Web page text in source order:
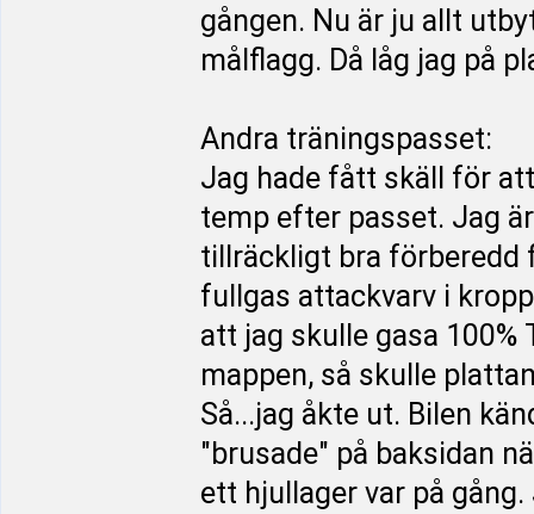
gången. Nu är ju allt
målflagg. Då låg jag på
Andra träningspasset:
Jag hade fått skäll för
temp efter passet. Jag
tillräckligt bra förberedd
fullgas attackvarv i
att jag skulle gasa 100%
mappen, så skulle
Så...jag åkte ut. Bilen
"brusade" på baksidan
ett hjullager var på